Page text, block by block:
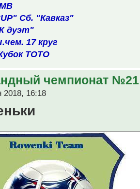
Сб. "Кавказ"
дуэт"
17 круг
ТОТО
чемпионат №21
2018, 16:18